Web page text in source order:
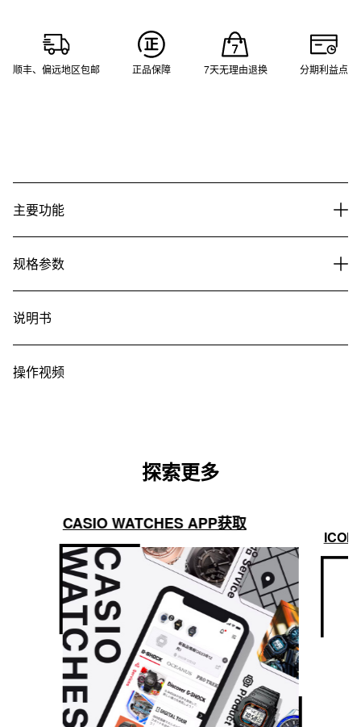
顺丰、偏远地区包邮 正品保障 7天无理由退换 分期利益点
主要功能
规格参数
说明书
操作视频
探索更多
CASIO WATCHES APP获取